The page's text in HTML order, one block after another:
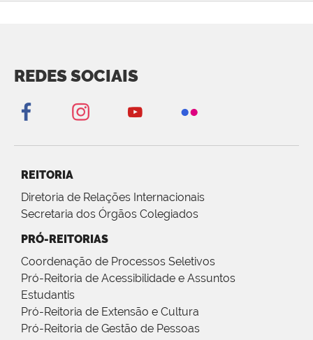
REDES SOCIAIS
REITORIA
Diretoria de Relações Internacionais
Secretaria dos Órgãos Colegiados
PRÓ-REITORIAS
Coordenação de Processos Seletivos
Pró-Reitoria de Acessibilidade e Assuntos
Estudantis
Pró-Reitoria de Extensão e Cultura
Pró-Reitoria de Gestão de Pessoas